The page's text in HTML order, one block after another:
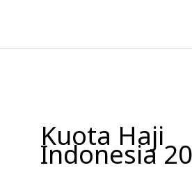
konten
Kuota Haji
Indonesia